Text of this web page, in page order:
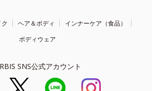
ヘア＆ボディ
インナーケア（食品）
ボディウェア
SNS公式アカウント